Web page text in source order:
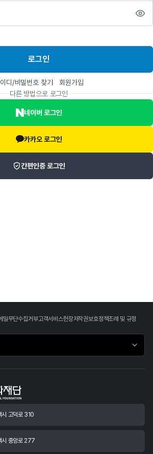
로그인
디/비밀번호 찾기
회원가입
다른 방법으로 로그인
네이버 로그인
카카오 로그인
간편인증 로그인
일무단수집거부고객서비스헌장저작권보호정책조례 및 규정
고덕로 310
중앙로 277